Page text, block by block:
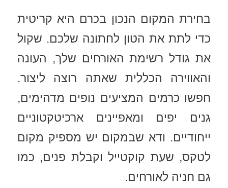
בחירת המקום הנכון בכרם היא קריטית
כדי לתת את הטון לחתונה שלכם. שקול
את גודל רשימת האורחים שלך, העונה
והאווירה הכללית שאתה רוצה ליצור.
חפשו כרמים המציעים נופים מדהימים,
גנים יפים ומאפיינים ארכיטקטוניים
ייחודיים. ודא שבמקום יש מספיק מקום
לטקס, שעת קוקטייל וקבלת פנים, כמו
גם חניה לאורחים.